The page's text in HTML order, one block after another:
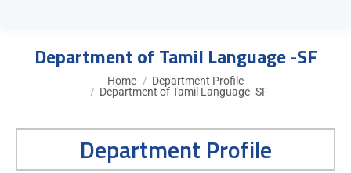
Department of Tamil Language -SF
Home
Department Profile
Department of Tamil Language -SF
Department Profile